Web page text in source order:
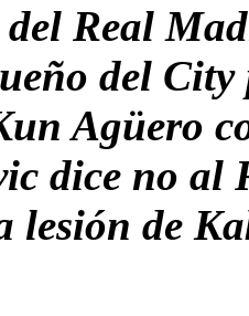
Real
del
Agüero
dice no al
de